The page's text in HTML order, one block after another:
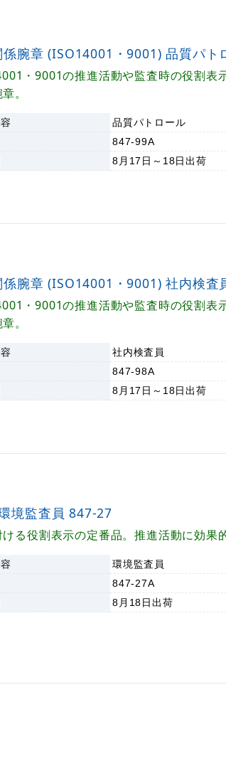
係腕章 (ISO14001・9001) 品質パト
・9001の推進活動や監査時の役割表
。
品質パトロール
847-99A
8月17日～18日出荷
係腕章 (ISO14001・9001) 社内検査
・9001の推進活動や監査時の役割表
。
社内検査員
847-98A
8月17日～18日出荷
境監査員 847-27
る役割表示の定番品。推進活動に効果的
環境監査員
847-27A
8月18日出荷